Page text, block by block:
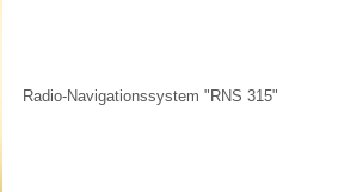
Radio-Navigationssystem "RNS 315"